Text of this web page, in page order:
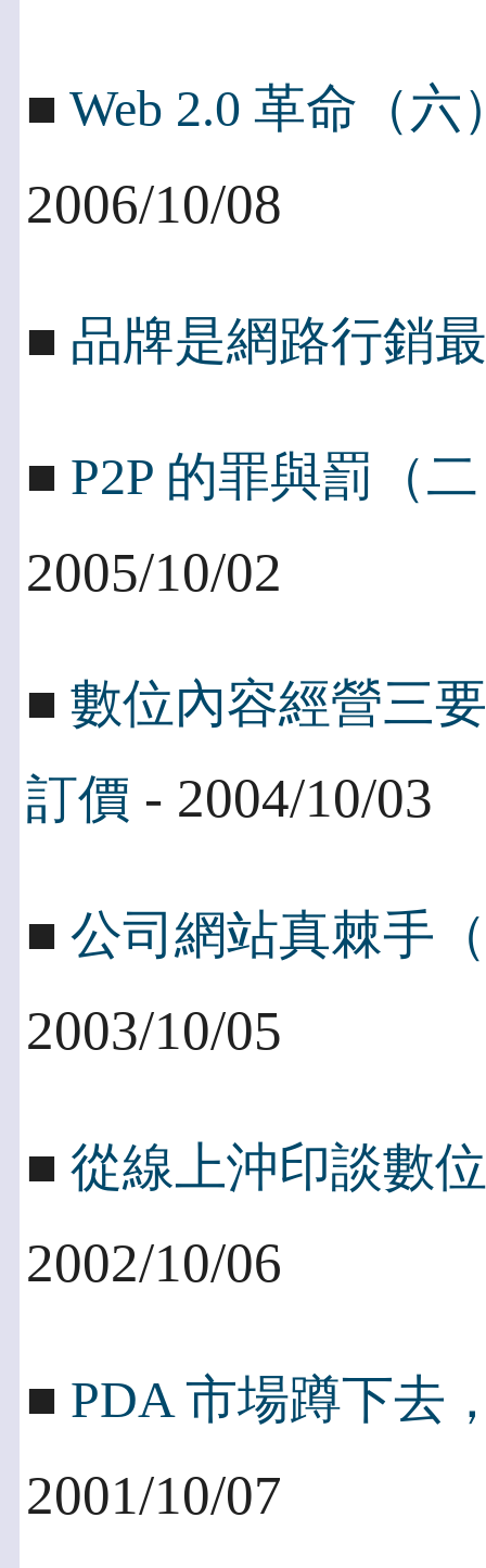
■ Web 2.0 革命（
2006/10/08
■ 品牌是網路行銷
■ P2P 的罪與罰（
2005/10/02
■ 數位內容經營三
訂價 - 2004/10/03
■ 公司網站真棘手
2003/10/05
■ 從線上沖印談數
2002/10/06
■ PDA 市場蹲下去
2001/10/07